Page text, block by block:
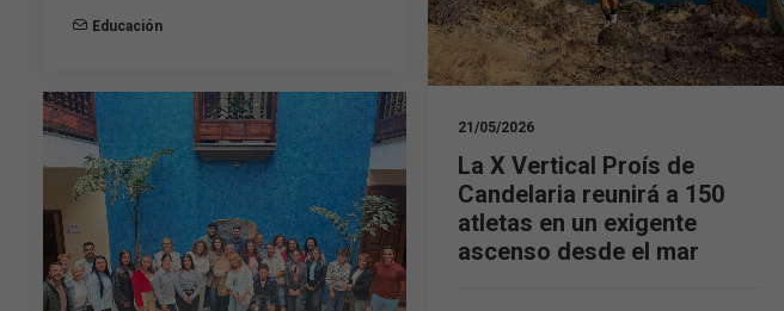
Educación
21/05/2026
La X Vertical Proís de
Candelaria reunirá a 150
atletas en un exigente
ascenso desde el mar